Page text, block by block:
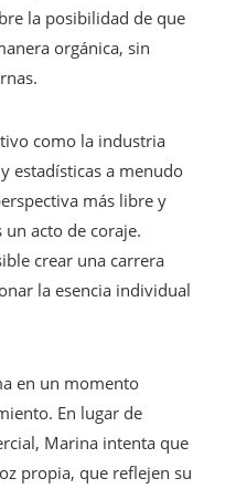
la posibilidad de que
orgánica, sin
como la industria
estadísticas a menudo
más libre y
acto de coraje.
crear una carrera
la esencia individual
en un momento
En lugar de
Marina intenta que
propia, que reflejen su